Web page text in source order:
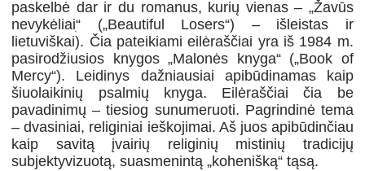
paskelbė dar ir du romanus, kurių vienas – „Žavūs
nevykėliaiׅ“ („Beautiful Losers“) – išleistas ir
lietuviškai). Čia pateikiami eilėraščiai yra iš 1984 m.
pasirodžiusios knygos „Malonės knyga“ („Book of
Mercy“). Leidinys dažniausiai apibūdinamas kaip
šiuolaikinių psalmių knyga. Eilėraščiai čia be
pavadinimų – tiesiog sunumeruoti. Pagrindinė tema
– dvasiniai, religiniai ieškojimai. Aš juos apibūdinčiau
kaip savitą įvairių religinių mistinių tradicijų
subjektyvizuotą, suasmenintą „kohenišką“ tąsą.